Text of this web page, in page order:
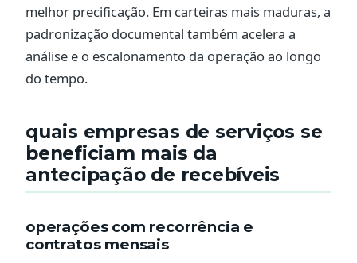
melhor precificação. Em carteiras mais maduras, a
padronização documental também acelera a
análise e o escalonamento da operação ao longo
do tempo.
quais empresas de serviços se
beneficiam mais da
antecipação de recebíveis
operações com recorrência e
contratos mensais